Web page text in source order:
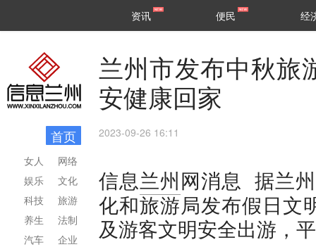
区县
资讯 便民 经
首页
网络
文化
旅游
法制
企业
女人
娱乐
科技
养生
汽车
兰州市发布中秋旅
安健康回家
2023-09-26 16:11
信息兰州网消息 据兰
化和旅游局发布假日文
及游客文明安全出游，